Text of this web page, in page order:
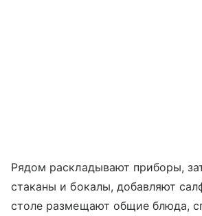
Рядом раскладывают приборы,
стаканы и бокалы, добавляют
столе размещают общие блюда,